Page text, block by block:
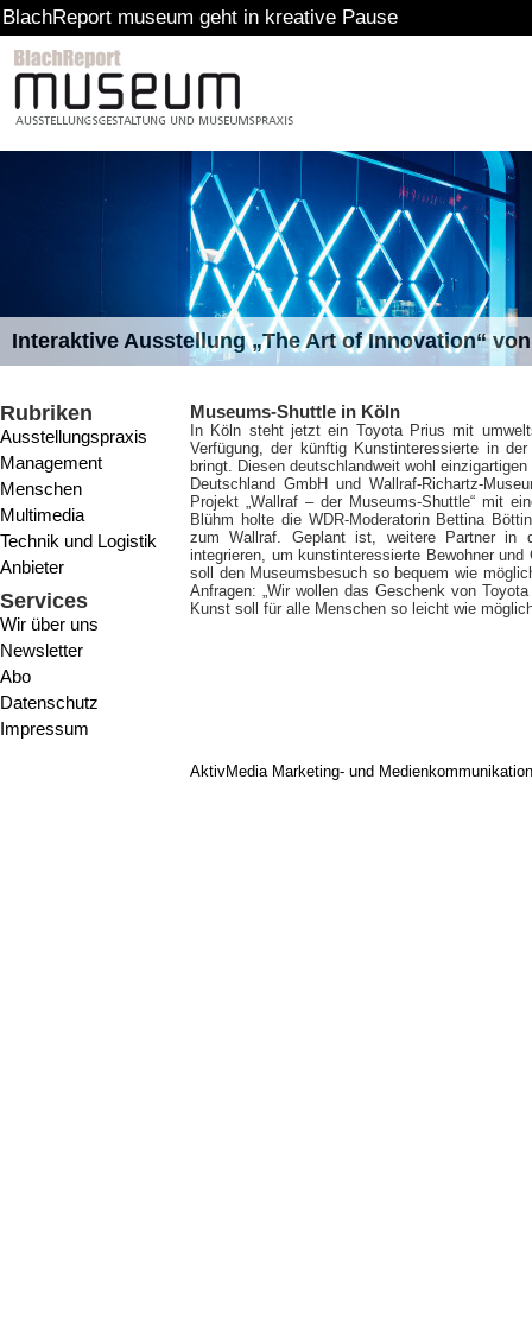
museum geht in kreative Pause
Interaktive Ausstellung „The Art of Innovation“
Rubriken
Ausstellungspraxis
Management
Menschen
Multimedia
Technik und Logistik
Anbieter
Services
Wir über uns
Newsletter
Abo
Datenschutz
Impressum
Museums-Shuttle in Köln
In Köln steht jetzt ein Toyota Prius mit
Verfügung, der künftig Kunstinteressierte in
bringt. Diesen deutschlandweit wohl
Deutschland GmbH und Wallraf-Richartz-
Projekt „Wallraf – der Museums-Shuttle“ mit
Blühm holte die WDR-Moderatorin Bettina
zum Wallraf. Geplant ist, weitere Partner in
integrieren, um kunstinteressierte Bewohner
soll den Museumsbesuch so bequem wie
Anfragen: „Wir wollen das Geschenk von
Kunst soll für alle Menschen so leicht wie
AktivMedia Marketing- und